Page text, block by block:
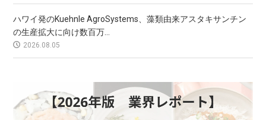
ハワイ発のKuehnle AgroSystems、藻類由来アスタキサンチン
の生産拡大に向け数百万...
2026.08.05